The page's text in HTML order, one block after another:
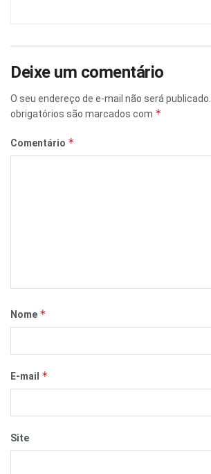
Deixe um comentário
O seu endereço de e-mail não será publicado.
obrigatórios são marcados com *
Comentário *
Nome *
E-mail *
Site